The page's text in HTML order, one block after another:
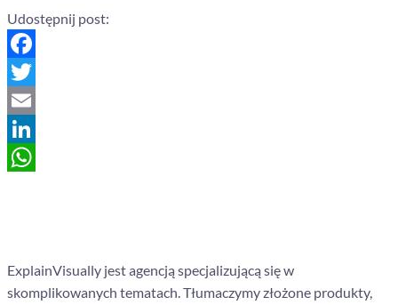
Udostępnij post:
Facebook
Twitter
Email
LinkedIn
ExplainVisually jest agencją specjalizującą się w
skomplikowanych tematach. Tłumaczymy złożone produkty,